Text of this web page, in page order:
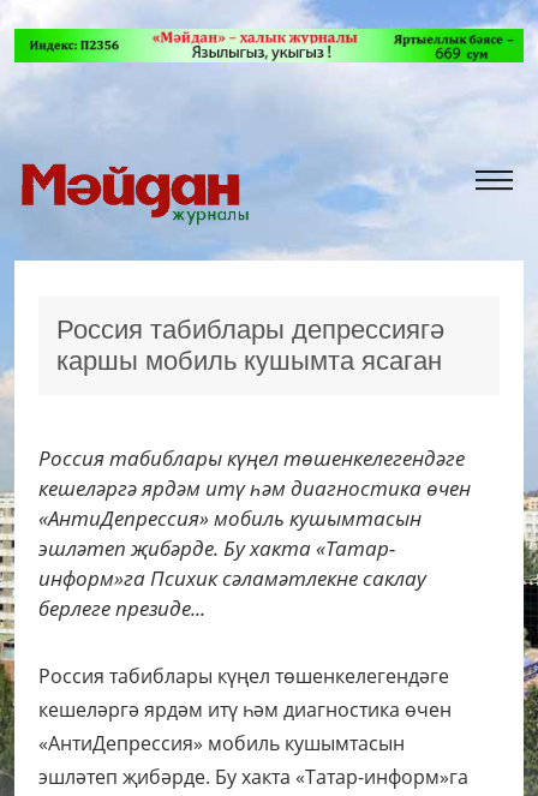
Россия табиблары депрессиягә
каршы мобиль кушымта ясаган
Россия табиблары күңел төшенкелегендәге
кешеләргә ярдәм итү һәм диагностика өчен
«АнтиДепрессия» мобиль кушымтасын
эшләтеп җибәрде. Бу хакта «Татар-
информ»га Психик сәламәтлекне саклау
берлеге президе...
Россия табиблары күңел төшенкелегендәге
кешеләргә ярдәм итү һәм диагностика өчен
«АнтиДепрессия» мобиль кушымтасын
эшләтеп җибәрде. Бу хакта «Татар-информ»га